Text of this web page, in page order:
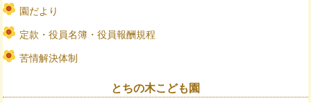
園だより
定款・役員名簿・役員報酬規程
苦情解決体制
とちの木こども園